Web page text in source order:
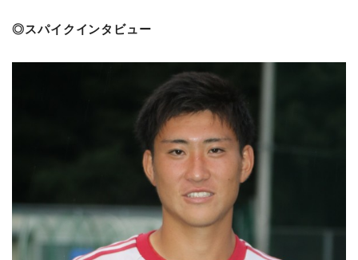
◎スパイクインタビュー